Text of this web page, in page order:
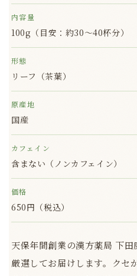
内容量
100g（目安：約30〜40杯分）
形態
リーフ（茶葉）
原産地
国産
カフェイン
含まない（ノンカフェイン）
価格
650円（税込）
天保年間創業の漢方薬局 下
厳選してお届けします。クセ